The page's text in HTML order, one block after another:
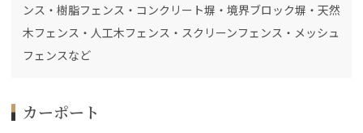
ンス・樹脂フェンス・コンクリート塀・境界ブロック塀・天然
木フェンス・人工木フェンス・スクリーンフェンス・メッシュ
フェンスなど
カーポート